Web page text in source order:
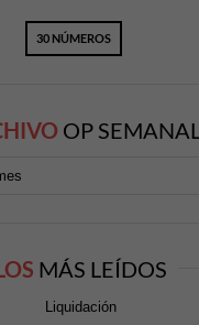
30 NÚMEROS
OP SEMANAL
MÁS LEÍDOS
Liquidación